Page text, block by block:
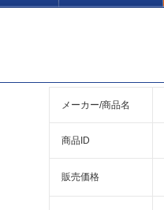
メーカー/商品名
商品ID
販売価格